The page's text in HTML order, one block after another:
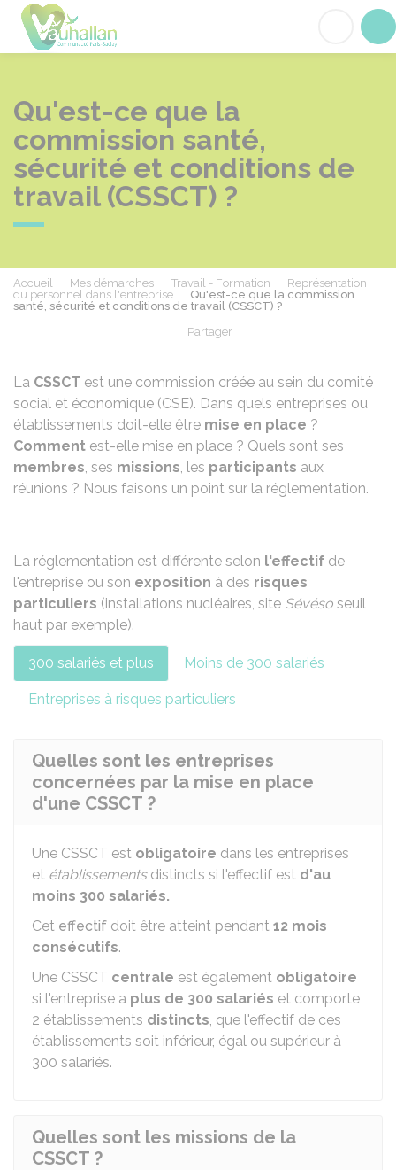
Qu'est-ce que la
commission santé,
sécurité et conditions de
travail (CSSCT) ?
Accueil Mes démarches Travail - Formation
Représentation
du personnel dans l'entreprise
Qu'est-ce que la commission
santé, sécurité et conditions de travail (CSSCT) ?
Partager
La CSSCT est une commission créée au sein du comité
social et économique (CSE). Dans quels entreprises ou
établissements doit-elle être mise en place ?
Comment est-elle mise en place ? Quels sont ses
membres, ses missions, les participants aux
réunions ? Nous faisons un point sur la réglementation.
La réglementation est différente selon l'effectif de
l'entreprise ou son exposition à des risques
particuliers (installations nucléaires, site Sévéso seuil
haut par exemple).
300 salariés et plus Moins de 300 salariés
Entreprises à risques particuliers
Quelles sont les entreprises
concernées par la mise en place
d'une CSSCT ?
Une CSSCT est obligatoire dans les entreprises
et établissementsdistincts si l'effectif est d'au
moins 300 salariés.
Cet effectif doit être atteint pendant 12 mois
consécutifs.
Une CSSCT centrale est également obligatoire
si l'entreprise a plus de 300 salariés et comporte
2 établissements distincts, que l'effectif de ces
établissements soit inférieur, égal ou supérieur à
300 salariés.
Quelles sont les missions de la
CSSCT ?